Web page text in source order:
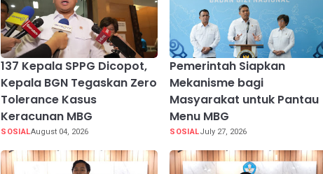
137 Kepala SPPG Dicopot,
Kepala BGN Tegaskan Zero
Tolerance Kasus
Keracunan MBG
SOSIALAugust 04, 2026
Pemerintah Siapkan
Mekanisme bagi
Masyarakat untuk Pantau
Menu MBG
SOSIALJuly 27, 2026